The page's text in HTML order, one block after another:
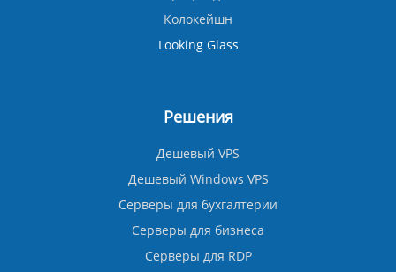
Колокейшн
Looking Glass
Решения
Дешевый VPS
Дешевый Windows VPS
Серверы для бухгалтерии
Серверы для бизнеса
Серверы для RDP